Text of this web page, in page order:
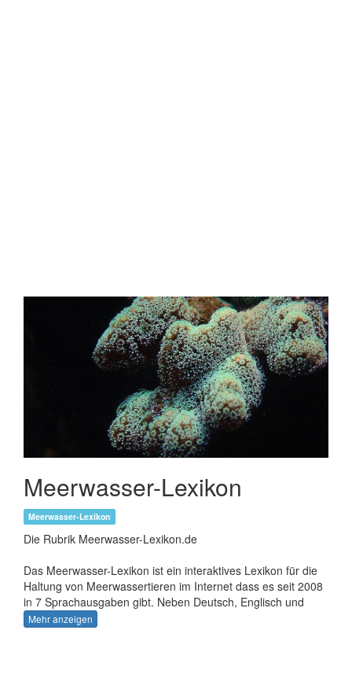
Meerwasser-Lexikon
Meerwasser-Lexikon
Die Rubrik Meerwasser-Lexikon.de
Das Meerwasser-Lexikon ist ein interaktives Lexikon für die
Haltung von Meerwassertieren im Internet dass es seit 2008
in 7 Sprachausgaben gibt. Neben Deutsch, Englisch und
Französische kamen nun noch Dänisch,
Norwegisch, Schwedisch, Polnisch und die Tschechei dazu.
Mehr anzeigen